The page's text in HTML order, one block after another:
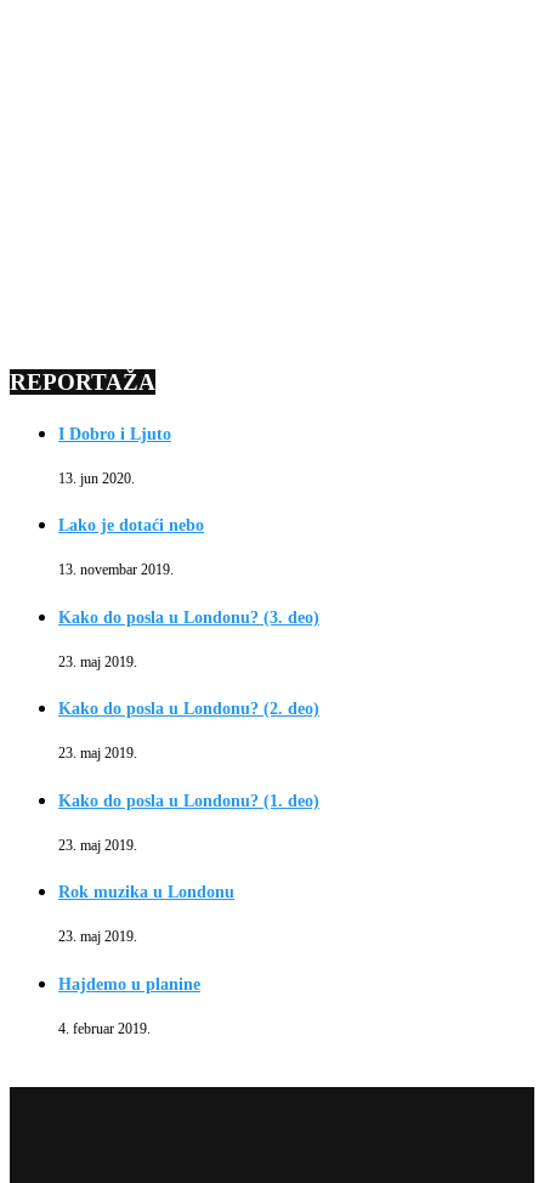
REPORTAŽA
I Dobro i Ljuto
13. jun 2020.
Lako je dotaći nebo
13. novembar 2019.
Kako do posla u Londonu? (3. deo)
23. maj 2019.
Kako do posla u Londonu? (2. deo)
23. maj 2019.
Kako do posla u Londonu? (1. deo)
23. maj 2019.
Rok muzika u Londonu
23. maj 2019.
Hajdemo u planine
4. februar 2019.